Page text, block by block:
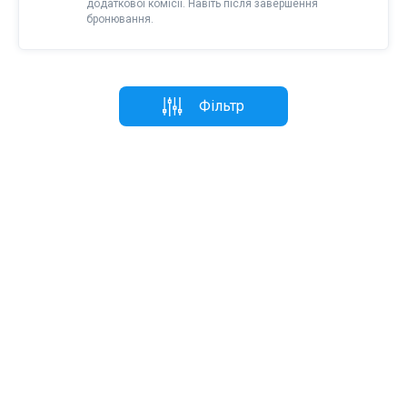
додаткової комісії. Навіть після завершення
бронювання.
Фільтр